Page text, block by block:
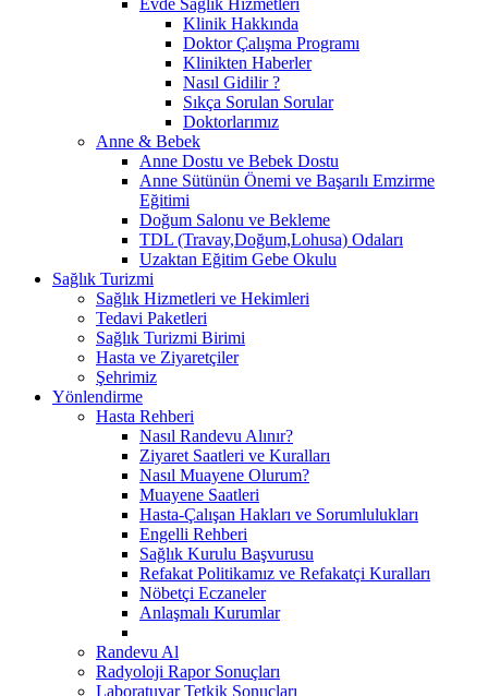
Klinik Hakkında
Doktor Çalışma Programı
Klinikten Haberler
Nasıl Gidilir ?
Sıkça Sorulan Sorular
Doktorlarımız
Anne & Bebek
Anne Dostu ve Bebek Dostu
Anne Sütünün Önemi ve Başarılı Emzirme
Eğitimi
Doğum Salonu ve Bekleme
TDL (Travay,Doğum,Lohusa) Odaları
Uzaktan Eğitim Gebe Okulu
Sağlık Turizmi
Sağlık Hizmetleri ve Hekimleri
Tedavi Paketleri
Sağlık Turizmi Birimi
Hasta ve Ziyaretçiler
Şehrimiz
Yönlendirme
Hasta Rehberi
Nasıl Randevu Alınır?
Ziyaret Saatleri ve Kuralları
Nasıl Muayene Olurum?
Muayene Saatleri
Hasta-Çalışan Hakları ve Sorumlulukları
Engelli Rehberi
Sağlık Kurulu Başvurusu
Refakat Politikamız ve Refakatçi Kuralları
Nöbetçi Eczaneler
Anlaşmalı Kurumlar
Randevu Al
Radyoloji Rapor Sonuçları
Laboratuvar Tetkik Sonuçları